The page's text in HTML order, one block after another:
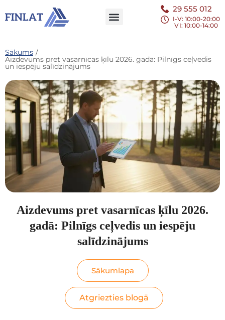
29 555 012
I-V: 10:00-20:00
VI: 10:00-14:00
Sākums /
Aizdevums pret vasarnīcas ķīlu 2026. gadā: Pilnīgs ceļvedis
un iespēju salīdzinājums
Aizdevums pret vasarnīcas ķīlu 2026.
gadā: Pilnīgs ceļvedis un iespēju
salīdzinājums
Sākumlapa
Atgriezties blogā